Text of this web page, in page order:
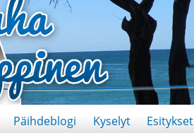
Päihdeblogi Kyselyt Esitykset